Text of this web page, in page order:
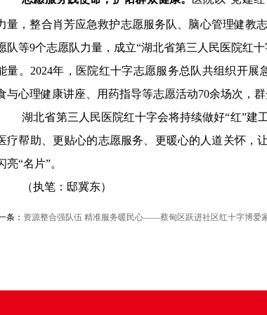
量，整合肖芳应急救护志愿服务队、脑心管理健教
队等9个志愿队力量，成立“湖北省第三人民医院红
量。2024年，医院红十字志愿服务总队共组织开
与心理健康讲座、用药指导等志愿活动70余场次，
湖北省第三人民医院红十字会将持续做好“红”建
疗帮助、更贴心的志愿服务、更暖心的人道关怀，
亮“名片”。
（执笔：邸冀东）
条： 资源整合强队伍 精准服务暖民心——蔡甸区跃进社区红十字博爱